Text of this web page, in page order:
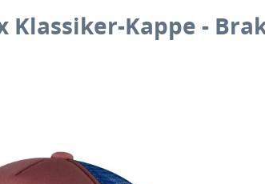
Klassiker-Kappe -